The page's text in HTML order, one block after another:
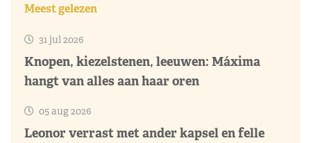
Meest gelezen
31 jul 2026
Knopen, kiezelstenen, leeuwen: Máxima
hangt van alles aan haar oren
05 aug 2026
Leonor verrast met ander kapsel en felle